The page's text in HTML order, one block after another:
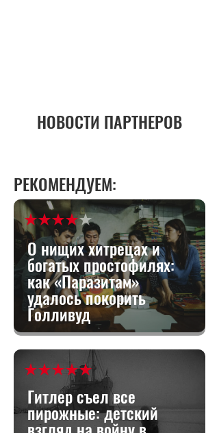
НОВОСТИ ПАРТНЕРОВ
РЕКОМЕНДУЕМ:
О нищих хитрецах и
богатых простофилях:
как «Паразитам»
удалось покорить
Голливуд
Гитлер съел все
пирожные: детский